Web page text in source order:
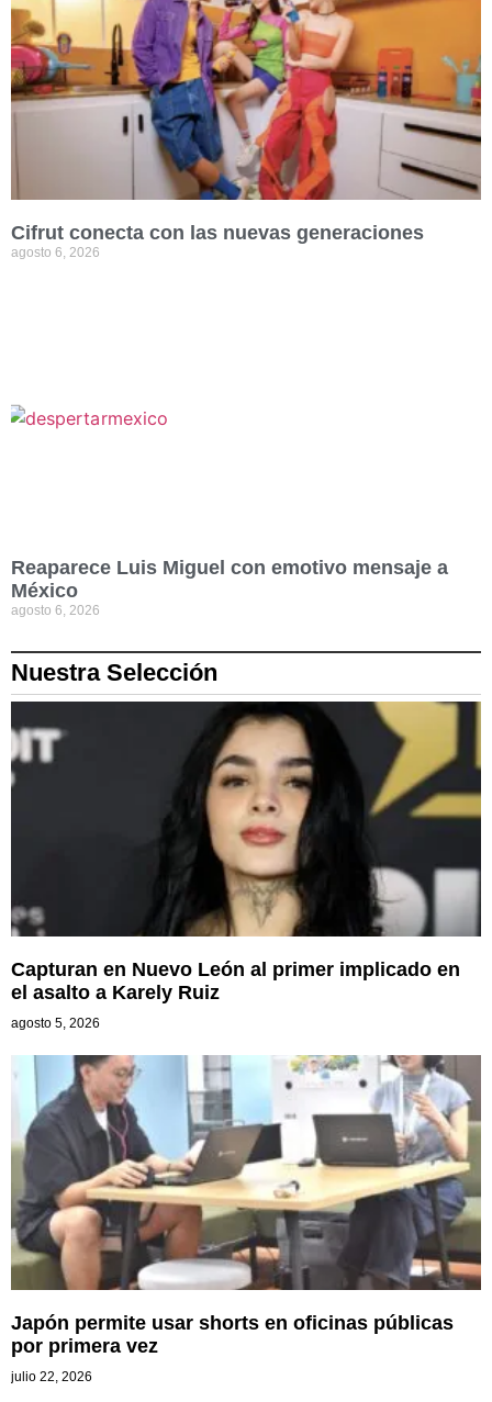
Cifrut conecta con las nuevas generaciones
agosto 6, 2026
Reaparece Luis Miguel con emotivo mensaje a
México
agosto 6, 2026
Nuestra Selección
Capturan en Nuevo León al primer implicado en
el asalto a Karely Ruiz
agosto 5, 2026
Japón permite usar shorts en oficinas públicas
por primera vez
julio 22, 2026